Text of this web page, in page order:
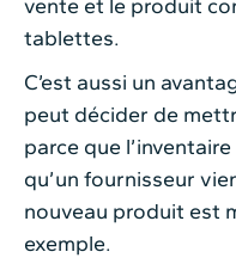
vente et le produit
tablettes.
C’est aussi un
peut décider de
parce que
qu’un fournisseur
nouveau produit est
exemple.